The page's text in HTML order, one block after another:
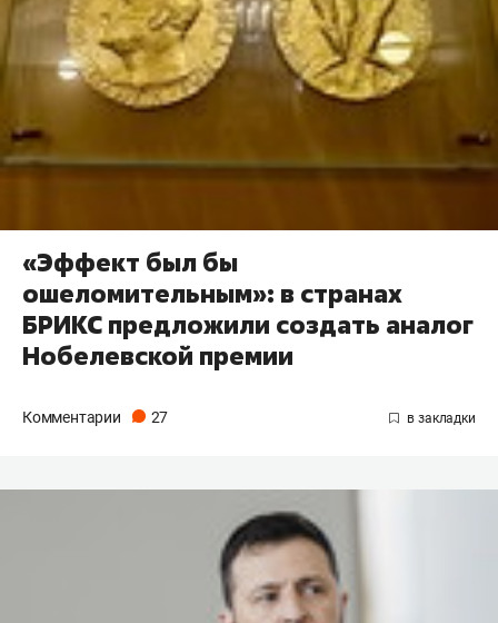
«Эффект был бы
ошеломительным»: в странах
БРИКС предложили создать аналог
Нобелевской премии
Комментарии 27